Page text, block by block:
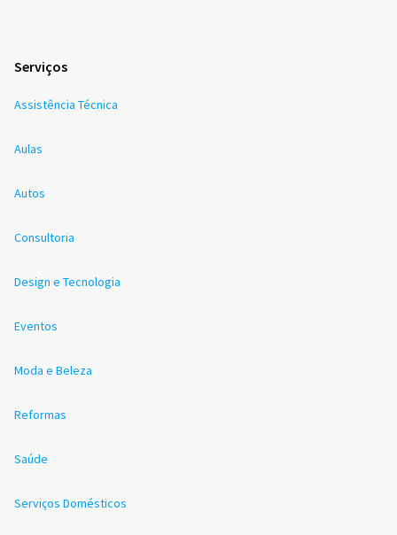
Serviços
Assistência Técnica
Aulas
Autos
Consultoria
Design e Tecnologia
Eventos
Moda e Beleza
Reformas
Saúde
Serviços Domésticos